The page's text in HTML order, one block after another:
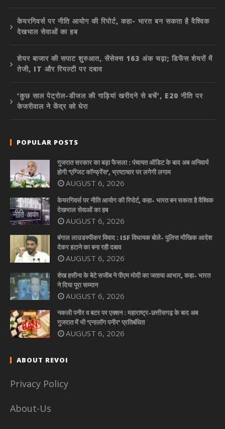
केयरगिवर्स पर नीति आयोग की रिपोर्ट, कहा- भारत बन सकता है वैश्विक
देखभाल सेवाओं का हब
शेयर बाजार की सपाट शुरुआत, सेंसेक्स 163 अंक चढ़ा; डिफेंस शेयरों में
तेजी, IT और रियल्टी पर दबाव
‘कुछ साल पेट्रोल-डीजल की गाड़ियां खरीदने से बचें’, E20 नीति पर
केजरीवाल ने केंद्र को घेरा
POPULAR POSTS
गुजरात सरकार का बड़ा फैसला : पंचायत ऑडिट के बाद अब अनिवार्य
होगी ‘एग्जिट कॉन्फ्रेंस’, भ्रष्टाचार पर लगेगी लगाम
AUGUST 6, 2026
केयरगिवर्स पर नीति आयोग की रिपोर्ट, कहा- भारत बन सकता है वैश्विक
देखभाल सेवाओं का हब
AUGUST 6, 2026
बंगाल लाउडस्पीकर विवाद : ISF विधायक बोले- पुलिस मौखिक आदेश
देकर हटाने का बना रही दबाव
AUGUST 6, 2026
शेख हसीना के बेटे सजीब ने पीएम मोदी का जताया आभार, कहा- भारत
ने दिया पूरा सम्मान
AUGUST 6, 2026
नकली पनीर व बटर पर एक्शन : महाराष्ट्र-छत्तीसगढ़ के बाद अब
गुजरात में भी ‘एनालॉग पनीर’ प्रतिबंधित
AUGUST 6, 2026
ABOUT REVOI
Privacy Policy
About-Us